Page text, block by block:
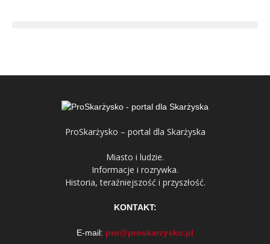
ProSkarżysko – portal dla Skarżyska
Miasto i ludzie.
Informacje i rozrywka.
Historia, teraźniejszość i przyszłość.
KONTAKT:
E-mail: pro@proskarzysko.pl